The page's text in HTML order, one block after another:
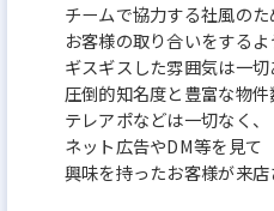
チームで協力する社風のた
お客様の取り合いをするよ
ギスギスした雰囲気は一
圧倒的知名度と豊富な物
テレアポなどは一切なく、
ネット広告やDM等を見て
興味を持ったお客様が来店